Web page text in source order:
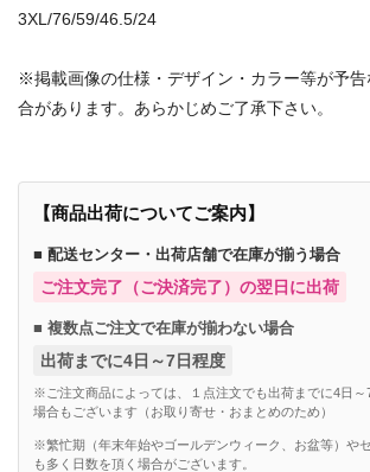
3XL/76/59/46.5/24
※掲載画像の仕様・デザイン・カラー等が予
合があります。あらかじめご了承下さい。
【商品出荷についてご案内】
■ 配送センター・出荷店舗で在庫が揃う場合
ご注文完了（ご決済完了）の翌日に出荷
■ 複数点ご注文で在庫が揃わない場合
出荷までに4日～7日程度
※ご注文商品によっては、１点注文でも出荷までに4日～
場合もございます（お取り寄せ・おまとめのため）
※繁忙期（年末年始やゴールデンウィーク、お盆等）や
も多く日数を頂く場合がございます。